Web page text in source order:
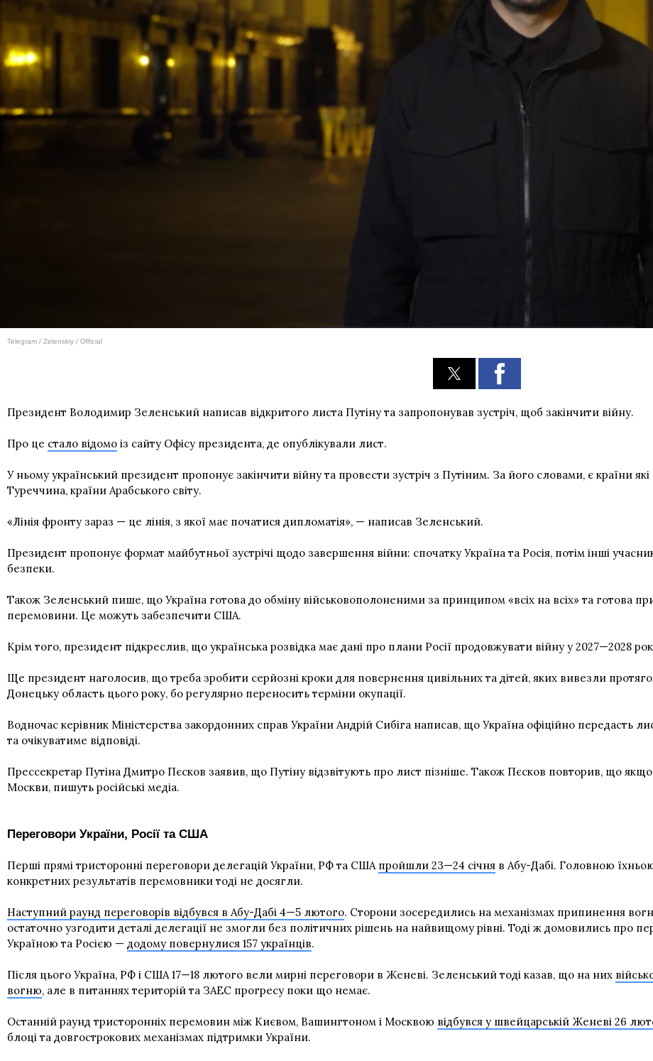
Telegram / Zelenskiy / Official
Президент Володимир Зеленський написав відкритого листа Путіну та запропонував зустріч, щоб закінчити війну.
Про це стало відомо із сайту Офісу президента, де опублікували лист.
У ньому український президент пропонує закінчити війну та провести зустріч з Путіним. За його словами, є країни
Туреччина, країни Арабського світу.
«Лінія фронту зараз — це лінія, з якої має початися дипломатія», — написав Зеленський.
Президент пропонує формат майбутньої зустрічі щодо завершення війни: спочатку Україна та Росія, потім інші
безпеки.
Також Зеленський пише, що Україна готова до обміну військовополоненими за принципом «всіх на всіх» та готова
перемовини. Це можуть забезпечити США.
Крім того, президент підкреслив, що українська розвідка має дані про плани Росії продовжувати війну у 2027—2028
Ще президент наголосив, що треба зробити серйозні кроки для повернення цивільних та дітей, яких вивезли
Донецьку область цього року, бо регулярно переносить терміни окупації.
Водночас керівник Міністерства закордонних справ України Андрій Сибіга написав, що Україна офіційно передасть
та очікуватиме відповіді.
Прессекретар Путіна Дмитро Пєсков заявив, що Путіну відзвітують про лист пізніше. Також Пєсков повторив, що
Москви, пишуть російські медіа.
Переговори України, Росії та США
Перші прямі тристоронні переговори делегацій України, РФ та США пройшли 23—24 січня в Абу-Дабі. Головною
конкретних результатів перемовники тоді не досягли.
Наступний раунд переговорів відбувся в Абу-Дабі 4—5 лютого. Сторони зосередились на механізмах припинення
остаточно узгодити деталі делегації не змогли без політичних рішень на найвищому рівні. Тоді ж домовились про
Україною та Росією — додому повернулися 157 українців.
Після цього Україна, РФ і США 17—18 лютого вели мирні переговори в Женеві. Зеленський тоді казав, що на них
вогню, але в питаннях територій та ЗАЕС прогресу поки що немає.
Останній раунд тристоронніх перемовин між Києвом, Вашингтоном і Москвою відбувся у швейцарській Женеві 26
блоці та довгострокових механізмах підтримки України.